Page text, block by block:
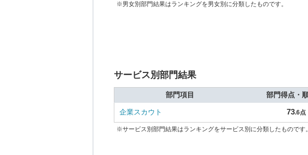
※男女別部門結果はランキングを男女別に分類したものです。
サービス別部門結果
部門項目 部門得点・
企業スカウト 73.6点
※サービス別部門結果はランキングをサービス別に分類したものです。